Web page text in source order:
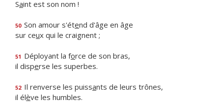
Saint est son nom !
50 Son amour s'étend d'âge en âge
sur ceux qui le craignent ;
51 Déployant la force de son bras,
il disperse les superbes.
52 Il renverse les puissants de leurs trônes,
il élève les humbles.